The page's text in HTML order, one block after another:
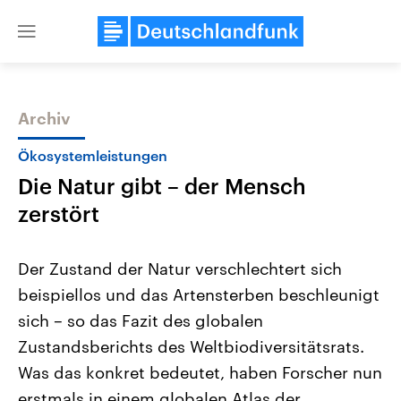
Close
Themen
Landtagswahl Sachsen-Anhalt
2026
Alle Informationen
Sachsen-Anhalt wählt am 6.
September 2026 einen neuen
Landtag. Seit 2021 wird das
Bundesland von einer Koalition aus
USA
Aktuelle Beiträge,
Hintergründe
Wirtschaftlich und
gehören die Vereinigten
den mächtigsten Ländern
mit großem Einfluss auf
Archiv
Ökosystemleistungen
Die Natur gibt – der Mensch
zerstört
Der Zustand der Natur verschlechtert sich
beispiellos und das Artensterben beschleunigt
sich – so das Fazit des globalen
Zustandsberichts des Weltbiodiversitätsrats.
Was das konkret bedeutet, haben Forscher nun